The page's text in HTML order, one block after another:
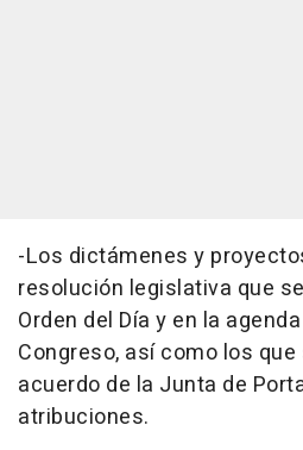
-Los dictámenes y
resolución legislativa que
Orden del Día y en la
Congreso, así como los
acuerdo de la Junta de
atribuciones.